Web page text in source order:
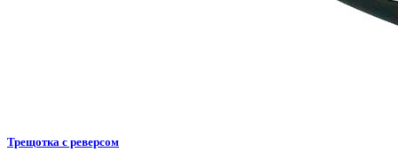
Трещотка с реверсом